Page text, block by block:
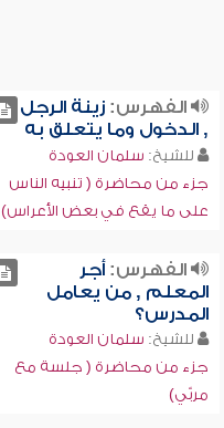
الفهرس:زينة الرجل
, الدخول وما يتعلق به
للشيخ: سلمان العودة
جزء من محاضرة ( تنبيه الناس
على ما يقع في بعض الأعراس)
الفهرس:أجر
المعلم , من يعامل
المدرس؟
للشيخ: سلمان العودة
جزء من محاضرة ( جلسة مع
مربّي)